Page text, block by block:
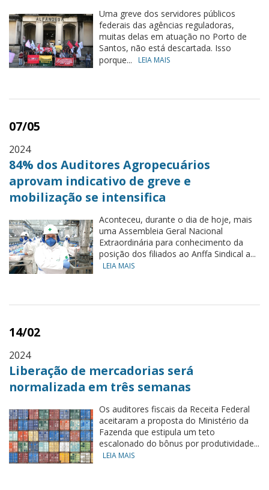
Uma greve dos servidores públicos
federais das agências reguladoras,
muitas delas em atuação no Porto de
Santos, não está descartada. Isso
porque...
LEIA MAIS
07/05
2024
84% dos Auditores Agropecuários
aprovam indicativo de greve e
mobilização se intensifica
Aconteceu, durante o dia de hoje, mais
uma Assembleia Geral Nacional
Extraordinária para conhecimento da
posição dos filiados ao Anffa Sindical a...
LEIA MAIS
14/02
2024
Liberação de mercadorias será
normalizada em três semanas
Os auditores fiscais da Receita Federal
aceitaram a proposta do Ministério da
Fazenda que estipula um teto
escalonado do bônus por produtividade...
LEIA MAIS